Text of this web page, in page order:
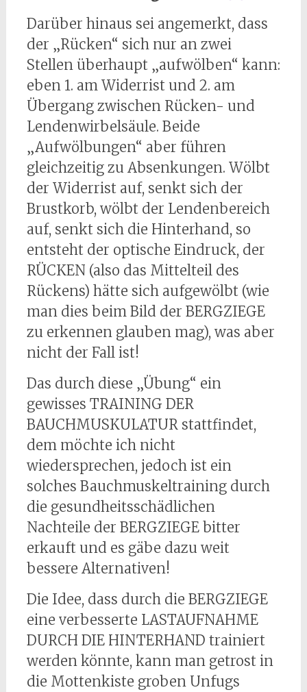
Darüber hinaus sei angemerkt, dass
der „Rücken“ sich nur an zwei
Stellen überhaupt „aufwölben“ kann:
eben 1. am Widerrist und 2. am
Übergang zwischen Rücken- und
Lendenwirbelsäule. Beide
„Aufwölbungen“ aber führen
gleichzeitig zu Absenkungen. Wölbt
der Widerrist auf, senkt sich der
Brustkorb, wölbt der Lendenbereich
auf, senkt sich die Hinterhand, so
entsteht der optische Eindruck, der
RÜCKEN (also das Mittelteil des
Rückens) hätte sich aufgewölbt (wie
man dies beim Bild der BERGZIEGE
zu erkennen glauben mag), was aber
nicht der Fall ist!
Das durch diese „Übung“ ein
gewisses TRAINING DER
BAUCHMUSKULATUR stattfindet,
dem möchte ich nicht
wiedersprechen, jedoch ist ein
solches Bauchmuskeltraining durch
die gesundheitsschädlichen
Nachteile der BERGZIEGE bitter
erkauft und es gäbe dazu weit
bessere Alternativen!
Die Idee, dass durch die BERGZIEGE
eine verbesserte LASTAUFNAHME
DURCH DIE HINTERHAND trainiert
werden könnte, kann man getrost in
die Mottenkiste groben Unfugs